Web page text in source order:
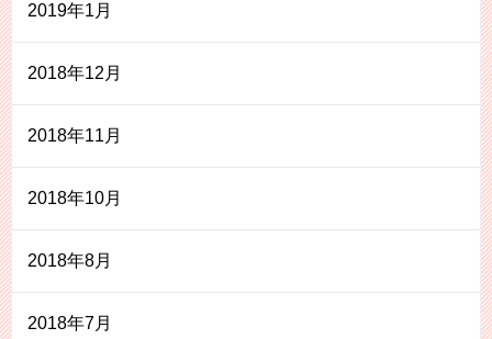
2019年1月
2018年12月
2018年11月
2018年10月
2018年8月
2018年7月